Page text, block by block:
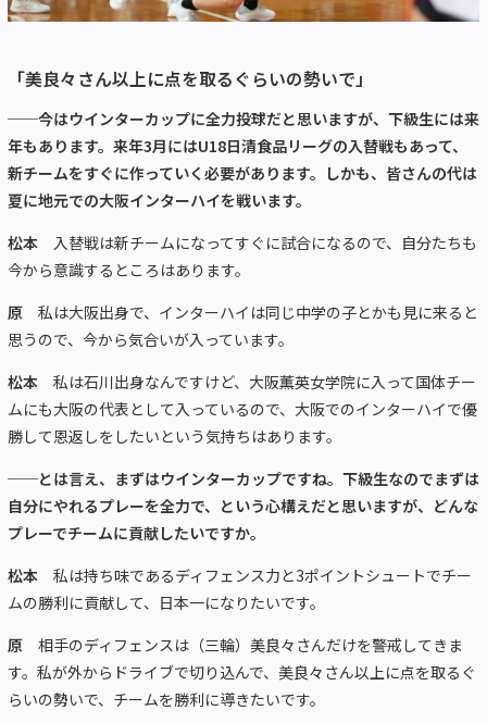
「美良々さん以上に点を取るぐらいの勢いで」
──今はウインターカップに全力投球だと思いますが、下級生には来
年もあります。来年3月にはU18日清食品リーグの入替戦もあって、
新チームをすぐに作っていく必要があります。しかも、皆さんの代は
夏に地元での大阪インターハイを戦います。
松本 入替戦は新チームになってすぐに試合になるので、自分たちも
今から意識するところはあります。
原 私は大阪出身で、インターハイは同じ中学の子とかも見に来ると
思うので、今から気合いが入っています。
松本 私は石川出身なんですけど、大阪薫英女学院に入って国体チー
ムにも大阪の代表として入っているので、大阪でのインターハイで優
勝して恩返しをしたいという気持ちはあります。
──とは言え、まずはウインターカップですね。下級生なのでまずは
自分にやれるプレーを全力で、という心構えだと思いますが、どんな
プレーでチームに貢献したいですか。
松本 私は持ち味であるディフェンス力と3ポイントシュートでチー
ムの勝利に貢献して、日本一になりたいです。
原 相手のディフェンスは（三輪）美良々さんだけを警戒してきま
す。私が外からドライブで切り込んで、美良々さん以上に点を取るぐ
らいの勢いで、チームを勝利に導きたいです。